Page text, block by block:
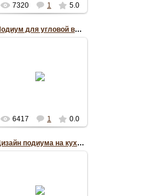
7320 1 5.0
Подиум для угловой ванны
6417 1 0.0
Дизайн подиума на кухне с эркером